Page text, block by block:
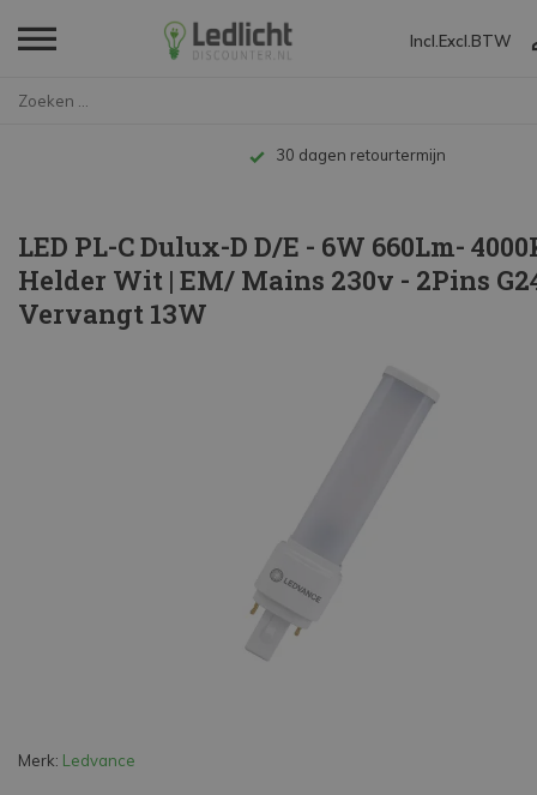
Incl. Excl. BTW
Tot 10 jaar garantie
LED PL-C Dulux-D D/E - 6W 660Lm-
Helder Wit | EM/ Mains 230v - 2Pins
Vervangt 13W
Merk: Ledvance